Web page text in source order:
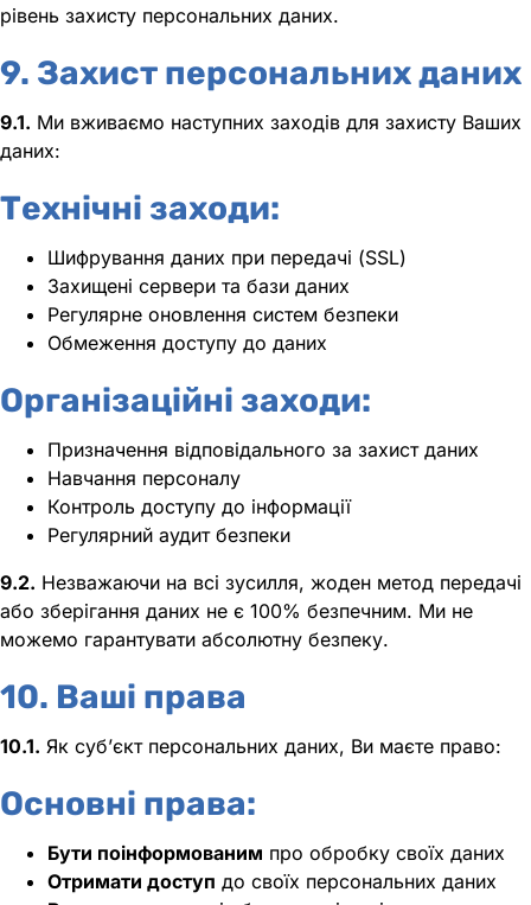
рівень захисту персональних даних.
9. Захист персональних даних
9.1. Ми вживаємо наступних заходів для захисту Ваших
даних:
Технічні заходи:
Шифрування даних при передачі (SSL)
Захищені сервери та бази даних
Регулярне оновлення систем безпеки
Обмеження доступу до даних
Організаційні заходи:
Призначення відповідального за захист даних
Навчання персоналу
Контроль доступу до інформації
Регулярний аудит безпеки
9.2. Незважаючи на всі зусилля, жоден метод передачі
або зберігання даних не є 100% безпечним. Ми не
можемо гарантувати абсолютну безпеку.
10. Ваші права
10.1. Як суб’єкт персональних даних, Ви маєте право:
Основні права:
Бути поінформованим про обробку своїх даних
Отримати доступ до своїх персональних даних